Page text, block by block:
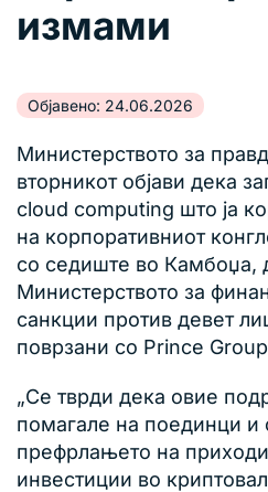
измами
Објавено: 24.06.2026
Министерството за
вторникот објави дека
cloud computing што ја
на корпоративниот
со седиште во Камбоџа,
Министерството за
санкции против девет
поврзани со Prince
„Се тврди дека овие
помагале на поединци и
префрлањето на
инвестиции во